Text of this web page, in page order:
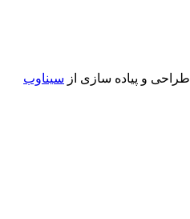
طراحی و پیاده سازی از سیناوب